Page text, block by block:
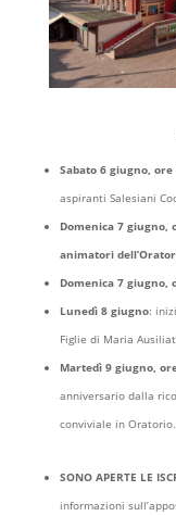
Sabato 6 giugno,
aspiranti Salesiani
Domenica 7 giugno,
animatori
Domenica 7 giugno,
Lunedì 8 giugno:
Figlie di Maria
Martedì 9 giugno,
anniversario dalla
conviviale in Oratorio.
SONO APERTE LE
informazioni